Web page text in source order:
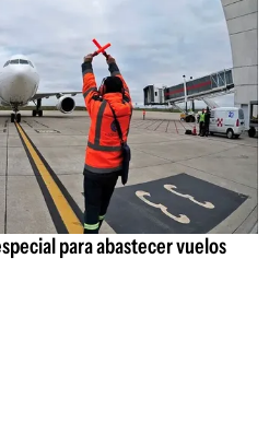
para abastecer vuelos